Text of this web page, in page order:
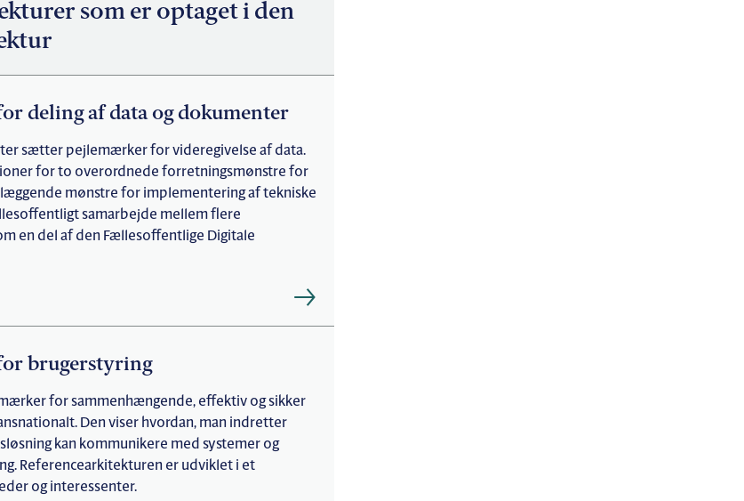
som er optaget i den
deling af data og dokumenter
sætter pejlemærker for videregivelse af data.
for to overordnede forretningsmønstre for
mønstre for implementering af tekniske
samarbejde mellem flere
en del af den Fællesoffentlige Digitale
brugerstyring
for sammenhængende, effektiv og sikker
Den viser hvordan, man indretter
kan kommunikere med systemer og
Referencearkitekturen er udviklet i et
og interessenter.